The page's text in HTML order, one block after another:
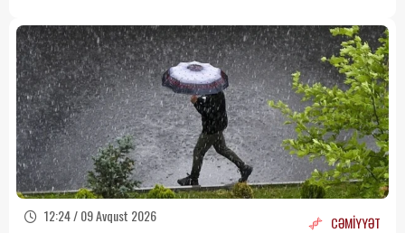
12:24 / 09 Avqust 2026 CƏMİYYƏT